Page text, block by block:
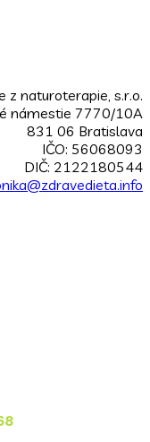
z naturoterapie, s.r.o.
námestie 7770/10A
831 06 Bratislava
IČO: 56068093
DIČ: 2122180544